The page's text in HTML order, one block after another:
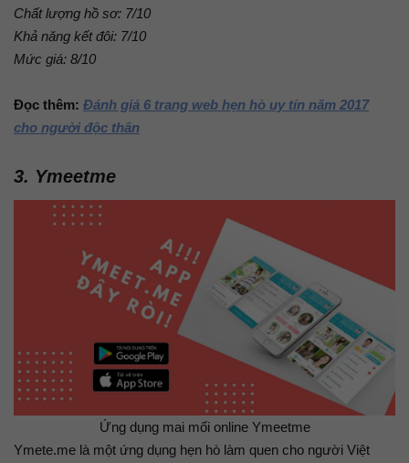
Chất lượng hồ sơ: 7/10
Khả năng kết đôi: 7/10
Mức giá: 8/10
Đọc thêm: Đánh giá 6 trang web hẹn hò uy tín năm 2017
cho người độc thân
3. Ymeetme
Ứng dụng mai mối online Ymeetme
Ymete.me là một ứng dụng hẹn hò làm quen cho người Việt